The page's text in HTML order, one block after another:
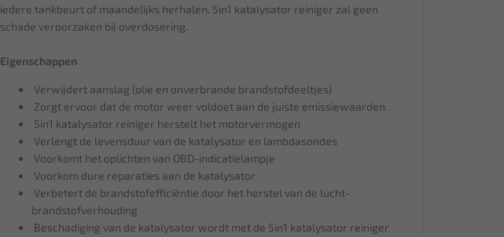
iedere tankbeurt of maandelijks herhalen. 5in1 katalysator reiniger zal geen
schade veroorzaken bij overdosering.
Eigenschappen
Verwijdert aanslag (olie en onverbrande brandstofdeeltjes)
Zorgt ervoor dat de motor weer voldoet aan de juiste emissiewaarden.
5in1 katalysator reiniger herstelt het motorvermogen
Verlengt de levensduur van de katalysator en lambdasondes
Voorkomt het oplichten van OBD-indicatielampje
Voorkom dure reparaties aan de katalysator
Verbetert de brandstofefficiëntie door het herstel van de lucht-
brandstofverhouding
Beschadiging van de katalysator wordt met de 5in1 katalysator reiniger